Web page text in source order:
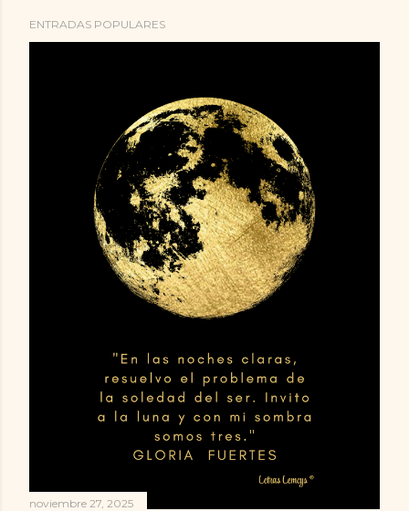
ENTRADAS POPULARES
noviembre 27, 2025